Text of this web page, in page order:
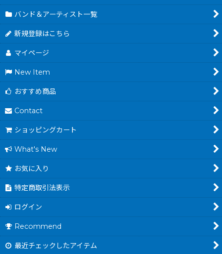
バンド＆アーティスト一覧
新規登録はこちら
マイページ
New Item
おすすめ商品
Contact
ショッピングカート
What's New
お気に入り
特定商取引法表示
ログイン
Recommend
最近チェックしたアイテム